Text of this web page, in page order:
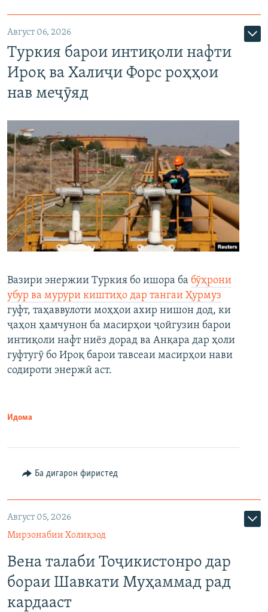
Август 06, 2026
Туркия барои интиқоли нафти
Ироқ ва Халиҷи Форс роҳҳои
нав меҷӯяд
Вазири энержии Туркия бо ишора ба бӯҳрони
убур ва мурури киштиҳо дар тангаи Ҳурмуз
гуфт, таҳаввулоти моҳҳои ахир нишон дод, ки
ҷаҳон ҳамчунон ба масирҳои ҷойгузин барои
интиқоли нафт ниёз дорад ва Анқара дар ҳоли
гуфтугӯ бо Ироқ барои тавсеаи масирҳои нави
содироти энержӣ аст.
Идома
Ба дигарон фиристед
Август 05, 2026
Мирзонабии Холиқзод
Вена талаби Тоҷикистонро дар
бораи Шавкати Муҳаммад рад
кардааст